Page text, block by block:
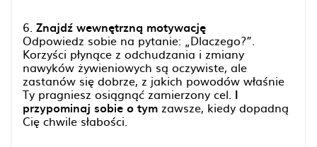
6. Znajdź wewnętrzną motywację
Odpowiedz sobie na pytanie: „Dlaczego?”.
Korzyści płynące z odchudzania i zmiany
nawyków żywieniowych są oczywiste, ale
zastanów się dobrze, z jakich powodów właśnie
Ty pragniesz osiągnąć zamierzony cel. I
przypominaj sobie o tym zawsze, kiedy dopadną
Cię chwile słabości.